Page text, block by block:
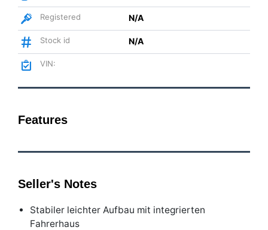
Registered N/A
Stock id N/A
VIN:
Features
Seller's Notes
Stabiler leichter Aufbau mit integrierten
Fahrerhaus